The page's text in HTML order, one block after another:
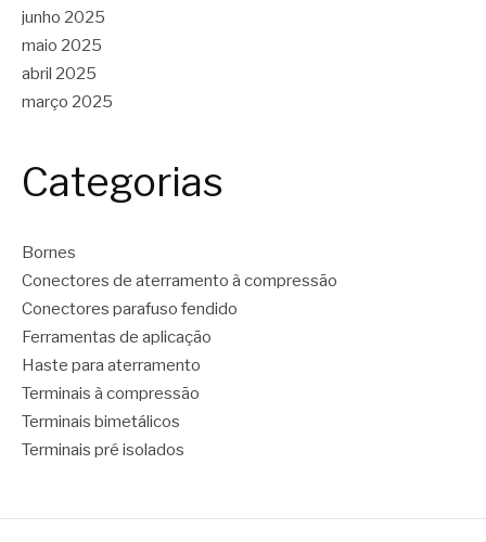
junho 2025
maio 2025
abril 2025
março 2025
Categorias
Bornes
Conectores de aterramento à compressão
Conectores parafuso fendido
Ferramentas de aplicação
Haste para aterramento
Terminais à compressão
Terminais bimetálicos
Terminais pré isolados